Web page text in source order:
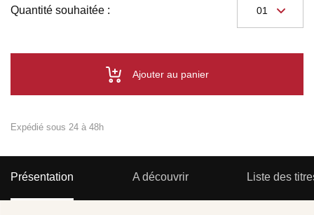
Quantité souhaitée :
Ajouter au panier
Expédié sous 24 à 48h
Présentation A découvrir Liste des